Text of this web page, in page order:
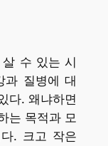
수 있는 시
과 질병에 대
다. 왜냐하면
는 목적과 모
. 크고 작은